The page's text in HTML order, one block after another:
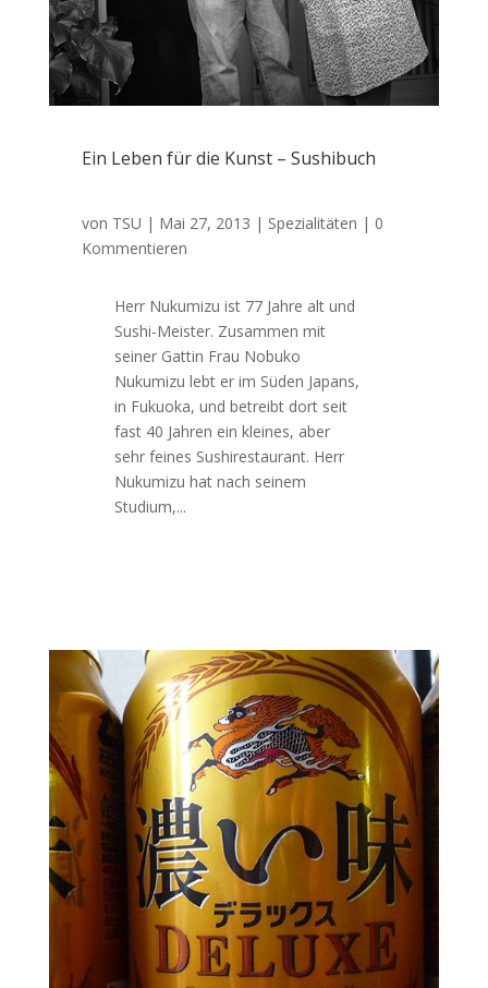
Ein Leben für die Kunst – Sushibuch
von TSU | Mai 27, 2013 | Spezialitäten | 0
Kommentieren
Herr Nukumizu ist 77 Jahre alt und
Sushi-Meister. Zusammen mit
seiner Gattin Frau Nobuko
Nukumizu lebt er im Süden Japans,
in Fukuoka, und betreibt dort seit
fast 40 Jahren ein kleines, aber
sehr feines Sushirestaurant. Herr
Nukumizu hat nach seinem
Studium,...